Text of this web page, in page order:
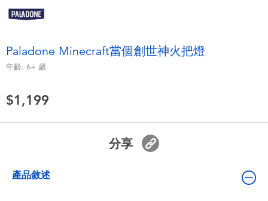
派對用品
電池
NERF熱火
Paladone Minecraft當個創世神火把燈
年齡: 6+ 歲
$1,199
分享
產品敘述